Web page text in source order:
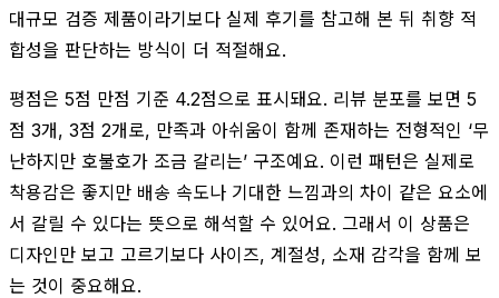
대규모 검증 제품이라기보다 실제 후기를 참고해 본 뒤 취향 적
합성을 판단하는 방식이 더 적절해요.
평점은 5점 만점 기준 4.2점으로 표시돼요. 리뷰 분포를 보면 5
점 3개, 3점 2개로, 만족과 아쉬움이 함께 존재하는 전형적인 ‘무
난하지만 호불호가 조금 갈리는’ 구조예요. 이런 패턴은 실제로
착용감은 좋지만 배송 속도나 기대한 느낌과의 차이 같은 요소에
서 갈릴 수 있다는 뜻으로 해석할 수 있어요. 그래서 이 상품은
디자인만 보고 고르기보다 사이즈, 계절성, 소재 감각을 함께 보
는 것이 중요해요.